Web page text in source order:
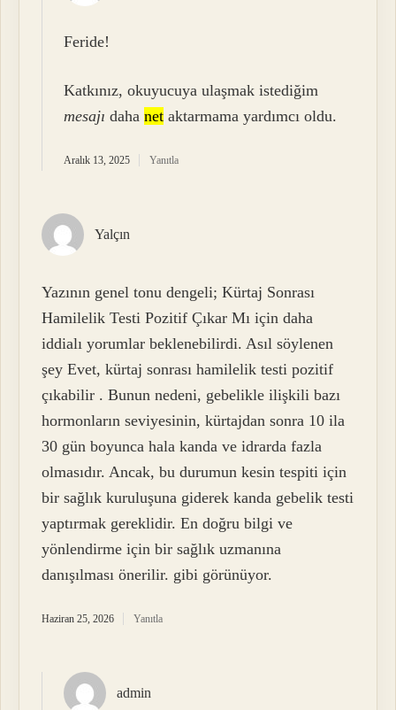
Feride!
Katkınız, okuyucuya ulaşmak istediğim
mesajı dahanet aktarmama yardımcı oldu.
Aralık 13, 2025 Yanıtla
Yalçın
Yazının genel tonu dengeli; Kürtaj Sonrası
Hamilelik Testi Pozitif Çıkar Mı için daha
iddialı yorumlar beklenebilirdi. Asıl söylenen
şey Evet, kürtaj sonrası hamilelik testi pozitif
çıkabilir . Bunun nedeni, gebelikle ilişkili bazı
hormonların seviyesinin, kürtajdan sonra 10 ila
30 gün boyunca hala kanda ve idrarda fazla
olmasıdır. Ancak, bu durumun kesin tespiti için
bir sağlık kuruluşuna giderek kanda gebelik testi
yaptırmak gereklidir. En doğru bilgi ve
yönlendirme için bir sağlık uzmanına
danışılması önerilir. gibi görünüyor.
Haziran 25, 2026 Yanıtla
admin